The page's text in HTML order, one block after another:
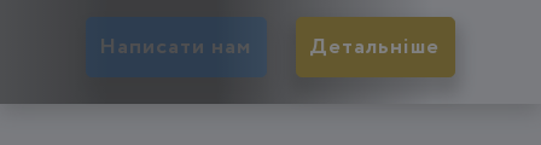
Написати нам Детальніше